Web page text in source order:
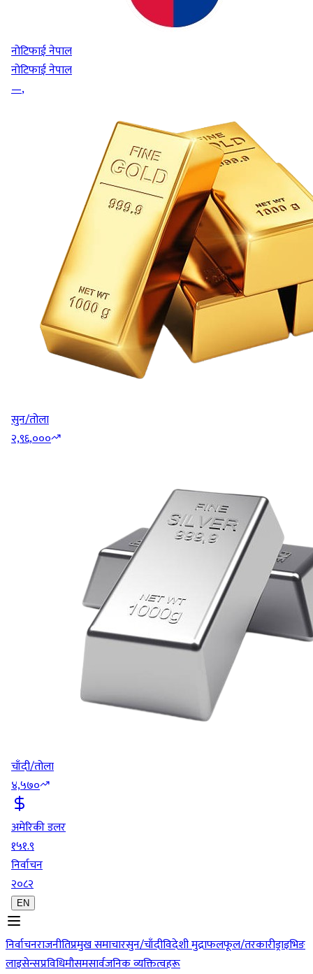
नोटिफाई नेपाल
नोटिफाई नेपाल
—,
सुन/तोला
२,९६,०००
चाँदी/तोला
४,५७०
अमेरिकी डलर
१५१.९
निर्वाचन
२०८२
EN
निर्वाचनराजनीतिप्रमुख समाचारसुन/चाँदीविदेशी मुद्राफलफूल/तरकारीड्राइभिङ
लाइसेन्सप्रविधिमौसमसार्वजनिक व्यक्तित्वहरू